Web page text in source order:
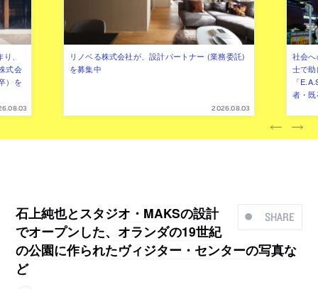
、
式会
）を
リノベる株式会社が、設計パートナー (業務委託)
を募集中
2026.08.03
社会
士で
「
者・
SHARE
石上純也とスタジオ・MAKSの設計
でオープンした、オランダの19世紀
の公園に作られたヴィジター・センターの写真な
ど